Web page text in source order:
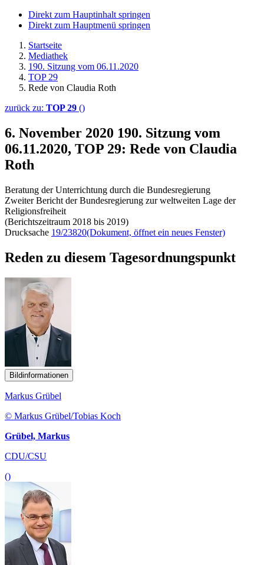
Direkt zum Hauptinhalt springen
Direkt zum Hauptmenü springen
Startseite
Mediathek
190. Sitzung vom 06.11.2020
TOP 29
Rede von Claudia Roth
zurück zu: TOP 29 ()
6. November 2020 190. Sitzung vom
06.11.2020, TOP 29: Rede von Claudia
Roth
Beratung der Unterrichtung durch die Bundesregierung
Zweiter Bericht der Bundesregierung zur weltweiten Lage der
Religionsfreiheit
(Berichtszeitraum 2018 bis 2019)
Drucksache 19/23820(Dokument, öffnet ein neues Fenster)
Reden zu diesem Tagesordnungspunkt
Bildinformationen
Markus Grübel
© Markus Grübel/Tobias Koch
Grübel, Markus
CDU/CSU
()